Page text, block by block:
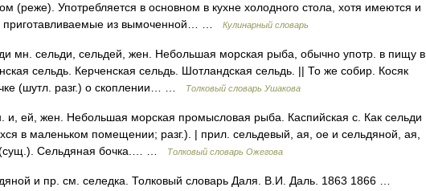
(реже). Употребляется в основном в кухне холодного стола, хотя имеются и
приготавливаемые из вымоченной… …
Кулинарный словарь
мн. сельди, сельдей, жен. Небольшая морская рыба, обычно употр. в пищу в
сельдь. Керченская сельдь. Шотландская сельдь. || То же собир. Косяк
(шутл. разг.) о скоплении… …
Толковый словарь Ушакова
ей, жен. Небольшая морская промысловая рыба. Каспийская с. Как сельди
в маленьком помещении; разг.). | прил. сельдевый, ая, ое и сельдяной, ая,
(сущ.). Сельдяная бочка.… …
Толковый словарь Ожегова
и пр. см. селедка. Толковый словарь Даля. В.И. Даль. 1863 1866 …